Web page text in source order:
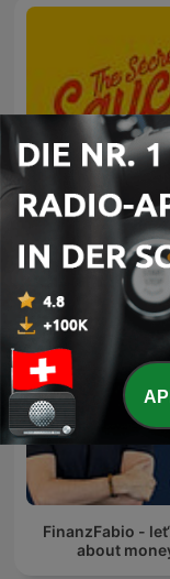
The Secret
FinanzFabio -
about